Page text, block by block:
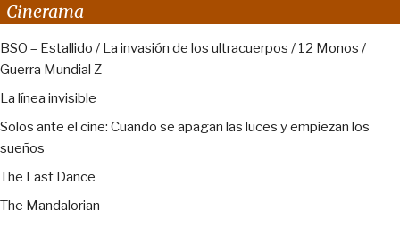
Cinerama
BSO – Estallido / La invasión de los ultracuerpos / 12 Monos /
Guerra Mundial Z
La línea invisible
Solos ante el cine: Cuando se apagan las luces y empiezan los
sueños
The Last Dance
The Mandalorian